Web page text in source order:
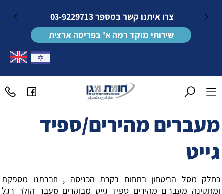
צרו איתנו קשר במספר03-9229713
שירותי מוקד רמה א' בפריסה ארצית
מעברים מהירים/ספיד
גייט
כחלק מסל הביטחון בתחום בקרת הכניסה , חברתנו מספקת
ומתקינה מעברים מהירים ספיד גייט מבוקרים מעבר הולך רגל